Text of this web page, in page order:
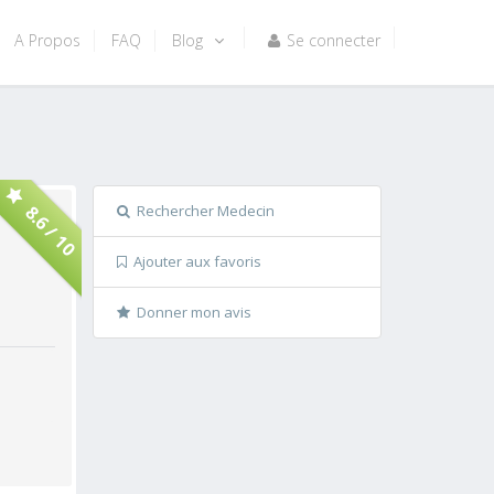
A Propos FAQ Blog Se connecter
8.6 / 10 Rechercher Medecin
Ajouter aux favoris
Donner mon avis